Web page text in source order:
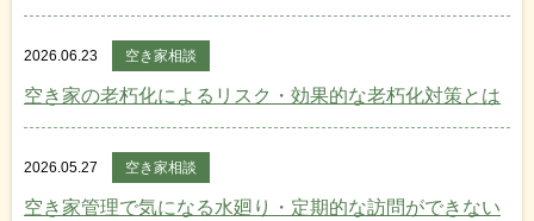
2026.06.23 空き家相談
空き家の老朽化によるリスク・効果的な老朽化対策とは
2026.05.27 空き家相談
空き家管理で気になる水廻り・定期的な訪問ができない